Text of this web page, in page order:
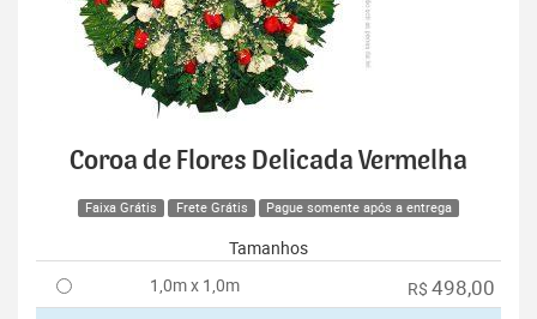
Coroa de Flores Delicada Vermelha
Faixa Grátis Frete Grátis Pague somente após a entrega
Tamanhos
1,0m x 1,0m
R$ 498,00